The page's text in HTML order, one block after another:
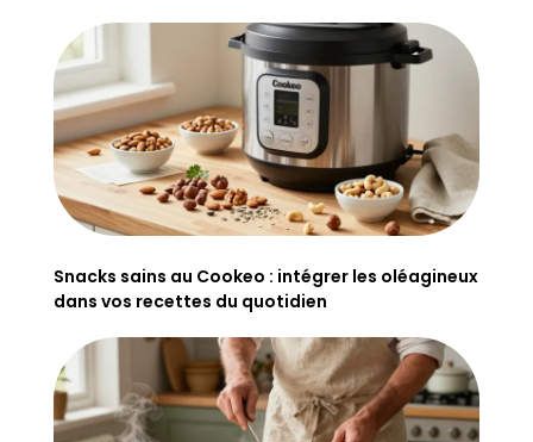
Snacks sains au Cookeo : intégrer les oléagineux
dans vos recettes du quotidien